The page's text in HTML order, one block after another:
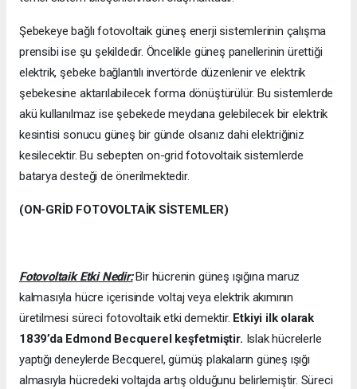
Şebekeye bağlı fotovoltaik güneş enerji sistemlerinin çalışma
prensibi ise şu şekildedir. Öncelikle güneş panellerinin ürettiği
elektrik, şebeke bağlantılı invertörde düzenlenir ve elektrik
şebekesine aktarılabilecek forma dönüştürülür. Bu sistemlerde
akü kullanılmaz ise şebekede meydana gelebilecek bir elektrik
kesintisi sonucu güneş bir günde olsanız dahi elektriğiniz
kesilecektir. Bu sebepten on-grid fotovoltaik sistemlerde
batarya desteği de önerilmektedir.
(ON-GRİD FOTOVOLTAİK SİSTEMLER)
Fotovoltaik Etki Nedir:Bir hücrenin güneş ışığına maruz
kalmasıyla hücre içerisinde voltaj veya elektrik akımının
üretilmesi süreci fotovoltaik etki demektir. Etkiyi ilk olarak
1839’da Edmond Becquerel keşfetmiştir. Islak hücrelerle
yaptığı deneylerde Becquerel, gümüş plakaların güneş ışığı
almasıyla hücredeki voltajda artış olduğunu belirlemiştir. Süreci